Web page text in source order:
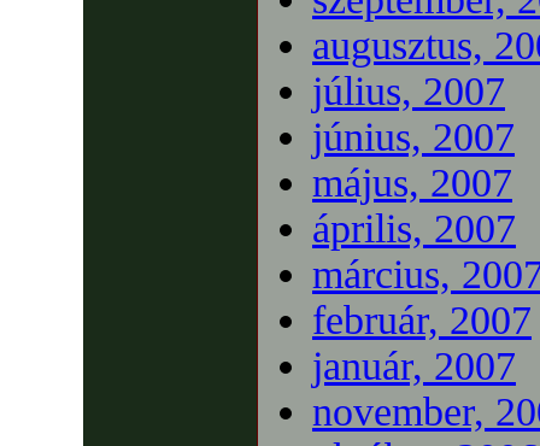
augusztus,
július, 2007
június, 2007
május, 2007
április, 2007
március,
február, 2007
január, 2007
november,